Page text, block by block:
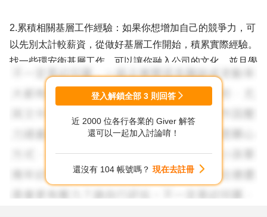
2.累積相關基層工作經驗：如果你想增加自己的競爭力，可
以先別太計較薪資，從做好基層工作開始，積累實際經驗。
找一些環安衛基層工作，可以讓你融入公司的文化，並且學
習到一些實際的知識和技能。你也可以在這個過程中表現出
你的學習能力和努力，讓公司看到你的潛力，再慢慢升遷上
不錯的選擇，可以提升自己的競爭力和價值。但是在這之
前，你可以先了解一下目標工作需要哪些證照，以及證照的
登入解鎖全部 3 則回答
近 2000 位各行各業的 Giver 解答
還可以一起加入討論唷！
還沒有 104 帳號嗎？ 現在去註冊